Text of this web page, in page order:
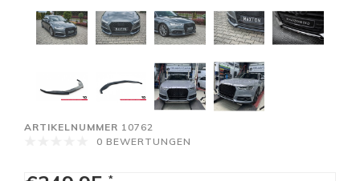
ARTIKELNUMMER 10762
0 BEWERTUNGEN